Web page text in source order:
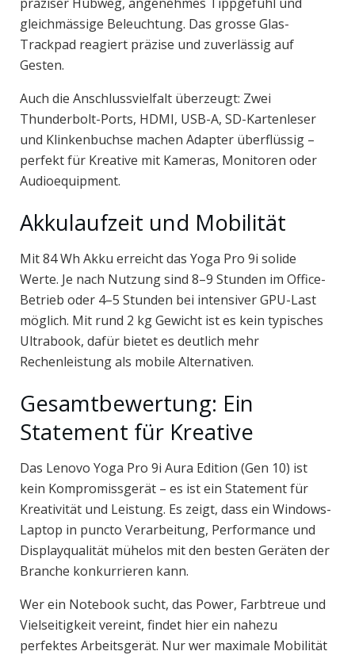
gleichmässige Beleuchtung. Das grosse Glas-
Trackpad reagiert präzise und zuverlässig auf
Gesten.
Auch die Anschlussvielfalt überzeugt: Zwei
Thunderbolt-Ports, HDMI, USB-A, SD-Kartenleser
und Klinkenbuchse machen Adapter überflüssig –
perfekt für Kreative mit Kameras, Monitoren oder
Audioequipment.
Akkulaufzeit und Mobilität
Mit 84 Wh Akku erreicht das Yoga Pro 9i solide
Werte. Je nach Nutzung sind 8–9 Stunden im Office-
Betrieb oder 4–5 Stunden bei intensiver GPU-Last
möglich. Mit rund 2 kg Gewicht ist es kein typisches
Ultrabook, dafür bietet es deutlich mehr
Rechenleistung als mobile Alternativen.
Gesamtbewertung: Ein
Statement für Kreative
Das Lenovo Yoga Pro 9i Aura Edition (Gen 10) ist
kein Kompromissgerät – es ist ein Statement für
Kreativität und Leistung. Es zeigt, dass ein Windows-
Laptop in puncto Verarbeitung, Performance und
Displayqualität mühelos mit den besten Geräten der
Branche konkurrieren kann.
Wer ein Notebook sucht, das Power, Farbtreue und
Vielseitigkeit vereint, findet hier ein nahezu
perfektes Arbeitsgerät. Nur wer maximale Mobilität